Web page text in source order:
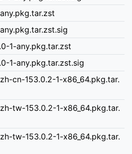
1-any.pkg.tar.zst
1-any.pkg.tar.zst.sig
cn-153.0.2-1-x86_64.pkg.tar.
tw-153.0.2-1-x86_64.pkg.tar.
tw-153.0.2-1-x86_64.pkg.tar.